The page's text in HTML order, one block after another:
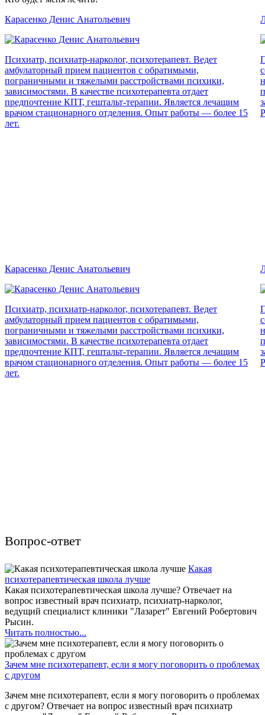
Карасенко Денис Анатольевич
Психиатр, психиатр-нарколог, психотерапевт. Ведет
амбулаторный прием пациентов с обратимыми,
пограничными и тяжелыми расстройствами психики,
зависимостями. В качестве психотерапевта отдает
предпочтение КПТ, гештальт-терапии. Является лечащим
врачом стационарного отделения. Опыт работы — более 15
лет.
Карасенко Денис Анатольевич
Психиатр, психиатр-нарколог, психотерапевт. Ведет
амбулаторный прием пациентов с обратимыми,
пограничными и тяжелыми расстройствами психики,
зависимостями. В качестве психотерапевта отдает
предпочтение КПТ, гештальт-терапии. Является лечащим
врачом стационарного отделения. Опыт работы — более 15
лет.
Вопрос-ответ
Какая
психотерапевтическая школа лучше
Какая психотерапевтическая школа лучше? Отвечает на
вопрос известный врач психиатр, психиатр-нарколог,
ведущий специалист клиники "Лазарет" Евгений Робертович
Рысин.
Читать полностью...
Зачем мне психотерапевт, если я могу поговорить о проблемах
с другом
Зачем мне психотерапевт, если я могу поговорить о проблемах
с другом? Отвечает на вопрос известный врач психиатр